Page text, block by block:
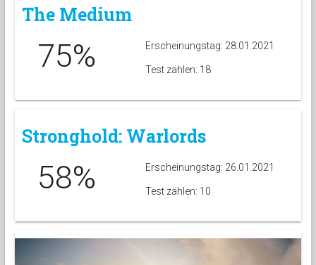
The Medium
75% Erscheinungstag: 28.01.2021
Test zählen: 18
Stronghold: Warlords
58% Erscheinungstag: 26.01.2021
Test zählen: 10